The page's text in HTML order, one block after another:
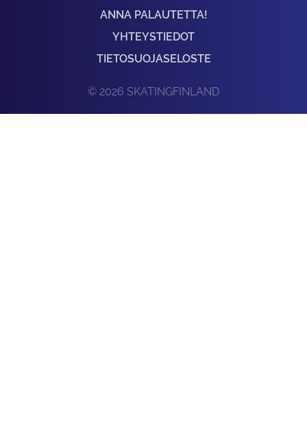
ANNA PALAUTETTA!
YHTEYSTIEDOT
TIETOSUOJASELOSTE
© 2026 SKATINGFINLAND